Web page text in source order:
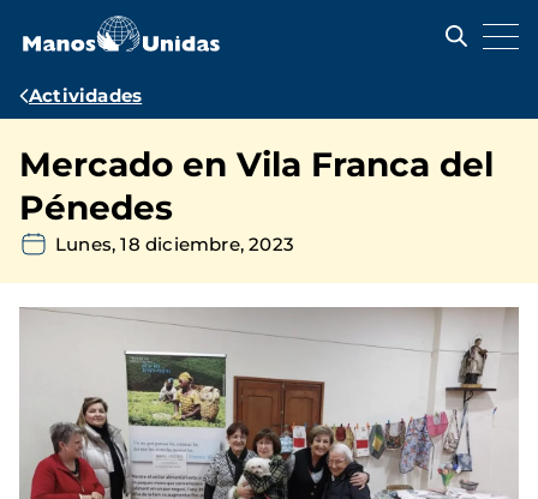
contenido
Ruta
navegación
Actividades
Mercado en Vila Franca del
Pénedes
Lunes, 18 diciembre, 2023